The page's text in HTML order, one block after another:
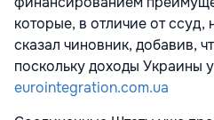
которые, в отличие от
сказал чиновник, добавив,
поскольку доходы Украины
eurointegration.com.ua